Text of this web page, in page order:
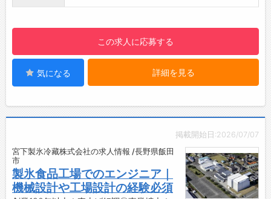
【会社の特徴】
釣竿は、設計開発〜完成品までを作る一貫生
産体制となっております。
釣竿、ゴルフシャフト共に好調な受注となっ
ており、幅広い世代が活躍し生産をしていま
す。
【採用担当からのメッセージ】
釣竿を始めとした魅力ある製品だけでなく、
働く仲間がやりがいを持ち、働きやすい職場に
していくために、『全社員研修の実施』、『改
善提案活動』、『より良い組織づくり』など会
社として様々なことに挑戦し続けています。
感じられる環境となっています。
この求人に応募する
気になる 詳細を見る
掲載開始日:2026/07/07
宮下製氷冷藏株式会社の求人情報 /長野県飯田
市
製氷食品工場でのエンジニア｜
機械設計や工場設計の経験必須